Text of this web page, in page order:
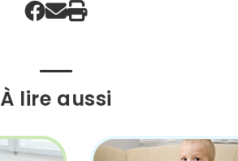
À lire aussi